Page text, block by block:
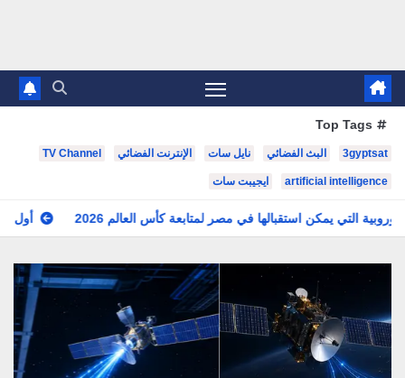
Top Tags
3gyptsat البث الفضائي نايل سات الإنترنت الفضائي TV Channel
artificial intelligence ايجيبت سات
أول قمر صناعي استقبالها في مصر لمتابعة كأس العالم 2026